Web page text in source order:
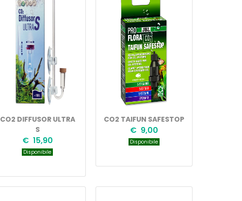
CO2 DIFFUSOR ULTRA
S
€ 15,90
Disponibile
CO2 TAIFUN SAFESTOP
€ 9,00
Disponibile